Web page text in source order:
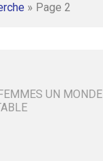
» Page 2
UN MONDE